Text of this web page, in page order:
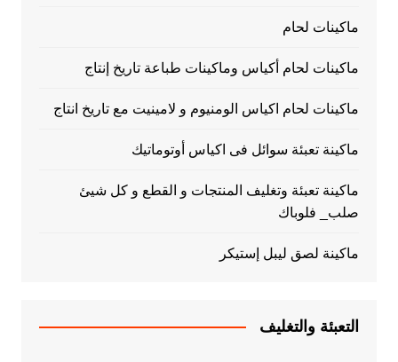
ماكينات لحام
ماكينات لحام أكياس وماكينات طباعة تاريخ إنتاج
ماكينات لحام اكياس الومنيوم و لامينيت مع تاريخ انتاج
ماكينة تعبئة سوائل فى اكياس أوتوماتيك
ماكينة تعبئة وتغليف المنتجات و القطع و كل شيئ
صلب_ فلوباك
ماكينة لصق ليبل إستيكر
التعبئة والتغليف